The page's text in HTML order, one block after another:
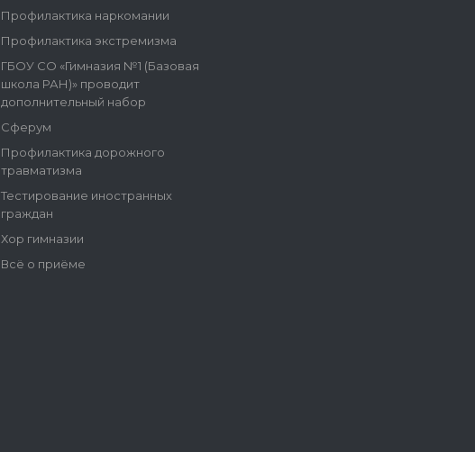
Профилактика наркомании
Профилактика экстремизма
ГБОУ СО «Гимназия №1 (Базовая
школа РАН)» проводит
дополнительный набор
Сферум
Профилактика дорожного
травматизма
Тестирование иностранных
граждан
Хор гимназии
Всё о приёме